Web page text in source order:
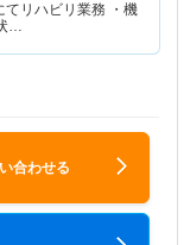
てリハビリ業務 ・機
…
合わせる